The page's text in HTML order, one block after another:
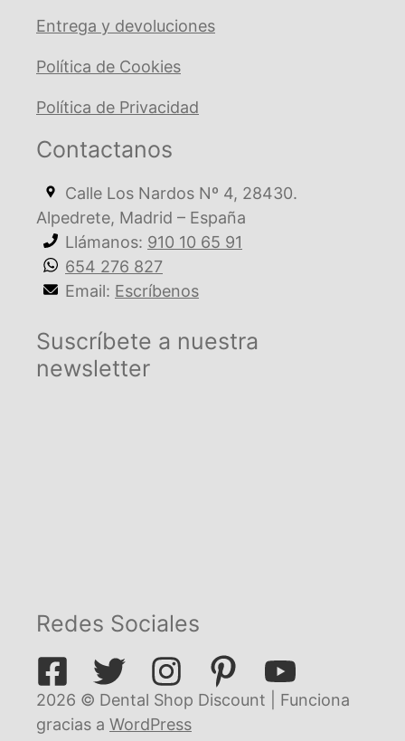
Entrega y devoluciones
Política de Cookies
Política de Privacidad
Contactanos
Calle Los Nardos Nº 4, 28430.
Alpedrete, Madrid – España
Llámanos: 910 10 65 91
654 276 827
Email: Escríbenos
Suscríbete a nuestra
newsletter
Redes Sociales
2026 © Dental Shop Discount | Funciona
gracias a WordPress